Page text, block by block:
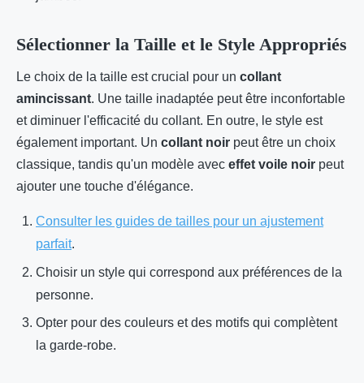
Sélectionner la Taille et le Style Appropriés
Le choix de la taille est crucial pour un collant
amincissant. Une taille inadaptée peut être inconfortable
et diminuer l'efficacité du collant. En outre, le style est
également important. Un collant noir peut être un choix
classique, tandis qu'un modèle avec effet voile noir peut
ajouter une touche d'élégance.
Consulter les guides de tailles pour un ajustement
parfait.
Choisir un style qui correspond aux préférences de la
personne.
Opter pour des couleurs et des motifs qui complètent
la garde-robe.